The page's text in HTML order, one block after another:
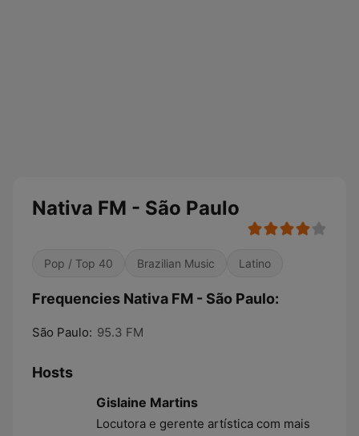
Nativa FM - São Paulo
Pop / Top 40 Brazilian Music Latino
Frequencies Nativa FM - São Paulo:
São Paulo: 95.3 FM
Hosts
Gislaine Martins
Locutora e gerente artística com mais